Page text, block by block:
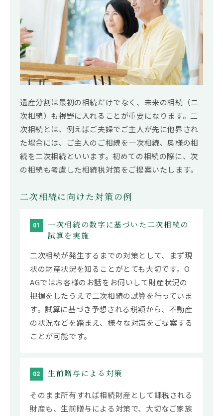
遺産分割は最初の相続だけでなく、未来の相続（二
次相続）も視野に入れることが重要になります。二
次相続とは、例えばご夫婦でご主人が先に他界され
た場合には、ご主人のご相続を一次相続、奥様の相
続を二次相続といいます。初めての相続の際に、次
の相続も考慮した相続税対策をご提案いたします。
二次相続に向けた対策の例
01
一次相続の数字に基づいた二次相続の
試算を実施
二次相続が発生するまでの対策として、まず現
状の財産状況を知ることがとても大切です。O
AGではお客様のお話をお伺いして財産状況の
把握をしたうえで二次相続の試算を行っていま
す。試算に基づき予想される税額から、不動産
の状況などを踏まえ、様々な対策をご提案する
ことが可能です。
02 生前贈与による対策
そのまま所有すれば相続財産として課税される
財産も、生前贈与による対策で、大切なご家族